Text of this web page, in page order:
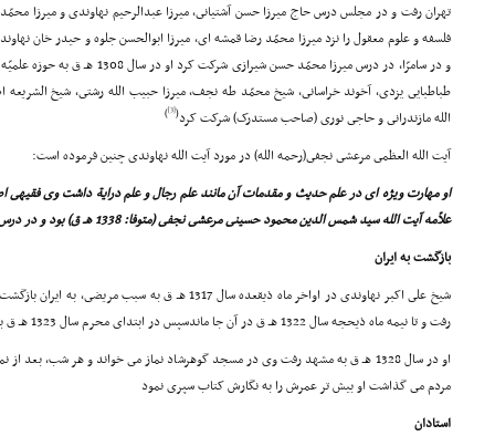
تهران رفت و در مجلس درس حاج میرزا حسن آشتیانى، میرزا عبدالرحیم نهاوندى و میرزا
فلسفه و علوم معقول را نزد میرزا محمّد رضا قمشه اى، میرزا ابوالحسن جلوه و حیدر خان
و در سامرّا، در درس میرزا محمّد
طباطبایى یزدى، آخوند خراسانى، شیخ محمّد طه نجف، میرزا حبیب الله رشتى، شیخ
الله مازندرانى و حاجى نورى (صاحب مستدرک) شرکت کرد(
[3]
)
آیت الله العظمى مرعشى نجفى(رحمه الله) در مورد آیت الله نهاوندى چنین فرموده است:
او مهارت ویژه اى در علم حدیث و مقدمات آن مانند علم رجال و علم درایة داشت وى فقیهى
علاّمه آیت الله سید شمس الدین محمود حسینى مرعشى نجفى (متوفا: 1338 هـ ق) بود و در درس بسیارى از بزرگان شرکت مى کرد
بازگشت به ایران
شیخ على اکبر نهاوندى در اواخر ماه ذیقعده سال 1317 هـ ق
رفت و تا نیمه ماه ذیحجه سال 1322 هـ ق در آن جا ماندسپس در ابتداى محرم سال 1323 هـ ق به تهران رفت و 6 سال در تهران اقامت کرد
او در سال 1328 هـ ق به مشهد رفت وى در مسجد گوهرشاد نماز مى خواند و هر شب، بعد
مردم مى گذاشت او بیش تر عمرش را به نگارش کتاب سپرى نمود
استادان